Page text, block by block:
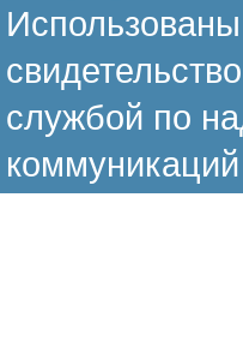
службой по